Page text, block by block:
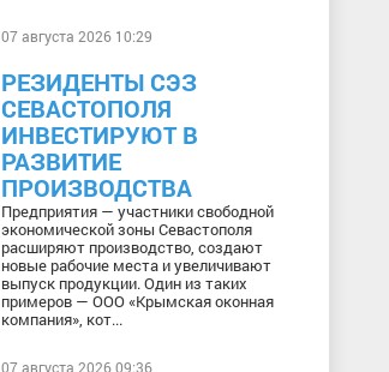
07 августа 2026 10:29
РЕЗИДЕНТЫ СЭЗ
СЕВАСТОПОЛЯ
ИНВЕСТИРУЮТ В
РАЗВИТИЕ
ПРОИЗВОДСТВА
Предприятия — участники свободной
экономической зоны Севастополя
расширяют производство, создают
новые рабочие места и увеличивают
выпуск продукции. Один из таких
примеров — ООО «Крымская оконная
компания», кот...
07 августа 2026 09:36